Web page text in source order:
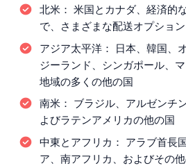
北米： 米国とカナダ、経済的
で、さまざまな配送オプション
アジア太平洋：
日本、韓国、
ジーランド、シンガポール、
地域の多くの他の国
南米： ブラジル、アルゼンチ
よびラテンアメリカの他の国
中東とアフリカ： アラブ首長
ア、南アフリカ、およびその